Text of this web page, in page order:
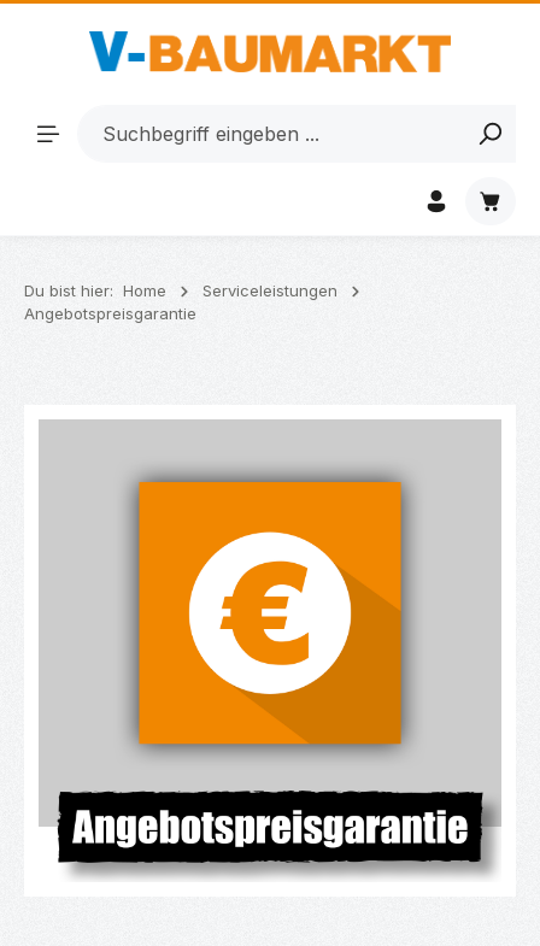
Zum Hauptinhalt springen
Du bist hier: Home
Serviceleistungen
Angebotspreisgarantie